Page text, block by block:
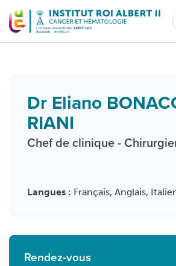
au
contenu
principal
Dr Eliano
RIANI
Chef de clinique -
Langues : Français, Anglais,
Rendez-vous